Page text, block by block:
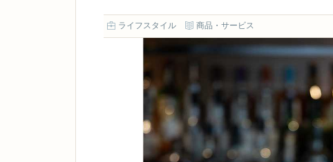
ライフスタイル 商品・サービス